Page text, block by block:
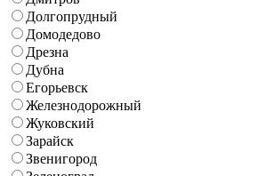
Долгопрудный
Домодедово
Дрезна
Дубна
Егорьевск
Железнодорожный
Жуковский
Зарайск
Звенигород